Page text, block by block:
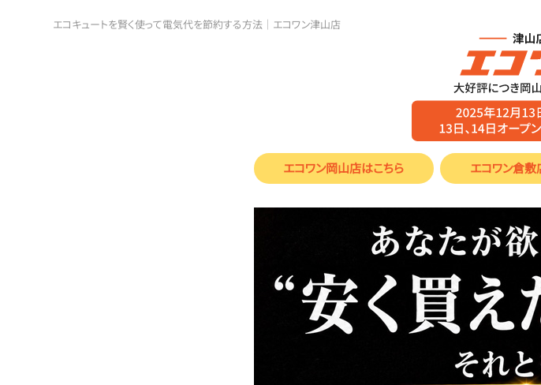
エコキュートを賢く使って電気代を節約する方法｜エコワン津山店
エコワン岡山店はこちら エコワン倉敷